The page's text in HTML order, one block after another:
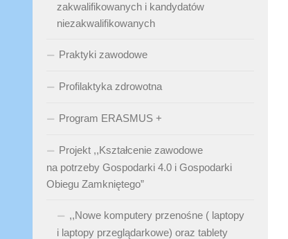
zakwalifikowanych i kandydatów
niezakwalifikowanych
Praktyki zawodowe
Profilaktyka zdrowotna
Program ERASMUS +
Projekt ,,Kształcenie zawodowe
na potrzeby Gospodarki 4.0 i Gospodarki
Obiegu Zamkniętego”
,,Nowe komputery przenośne ( laptopy
i laptopy przeglądarkowe) oraz tablety